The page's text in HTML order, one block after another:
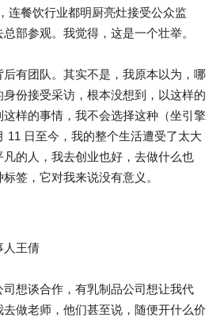
连餐饮行业都明厨亮灶接受公众监
部参观。我觉得，这是一个壮举。
有团队。其实不是，我原本以为，哪
份接受采访，根本没想到，以这样的
样的事情，我不会选择这种（坐引擎
11 日至今，我的整个生活遭受了太大
的人，我去创业也好，去做什么也
签，它对我来说没有意义。
人王倩
想谈合作，有乳制品公司想让我代
做老师，他们甚至说，随便开什么价